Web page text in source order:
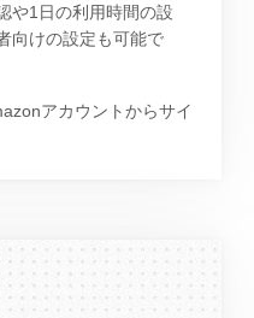
や1日の利用時間の設
向けの設定も可能で
アカウントからサイ